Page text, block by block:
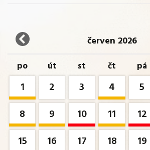
červen 2026
po út st čt pá
1 2 3 4 5
8
9 10 11 12
15
16 17 18 19